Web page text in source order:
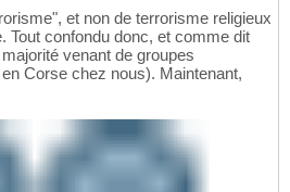
et non de terrorisme religieux
Tout confondu donc, et comme dit
venant de groupes
Corse chez nous). Maintenant,